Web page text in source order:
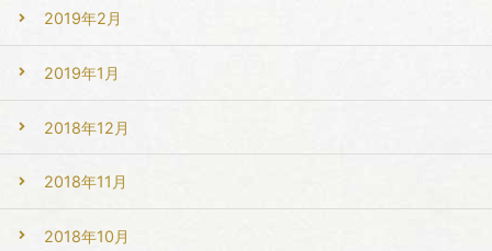
2019年2月
2019年1月
2018年12月
2018年11月
2018年10月